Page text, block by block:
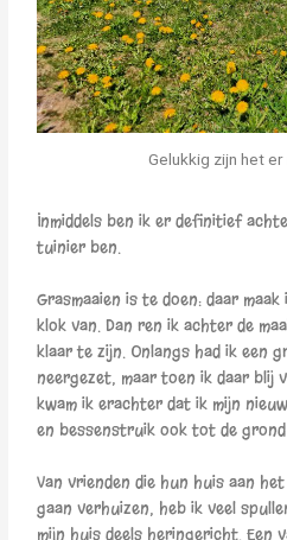
Gelukkig zijn het er
Inmiddels ben ik er definitief
tuinier ben.
Grasmaaien is te doen: daar
klok van. Dan ren ik achter de
klaar te zijn. Onlangs had ik een
neergezet, maar toen ik daar blij
kwam ik erachter dat ik mijn
en bessenstruik ook tot de grond
Van vrienden die hun huis aan
gaan verhuizen, heb ik veel
mijn huis deels heringericht. Een